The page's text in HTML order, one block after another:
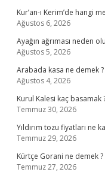
Kur’an-ı Kerim’de hangi
Ağustos 6, 2026
Ayağın ağrıması neden
Ağustos 5, 2026
Arabada kasa ne demek ?
Ağustos 4, 2026
Kurul Kalesi kaç basamak
Temmuz 30, 2026
Yıldırım tozu fiyatları ne
Temmuz 29, 2026
Kürtçe Gorani ne demek ?
Temmuz 27, 2026